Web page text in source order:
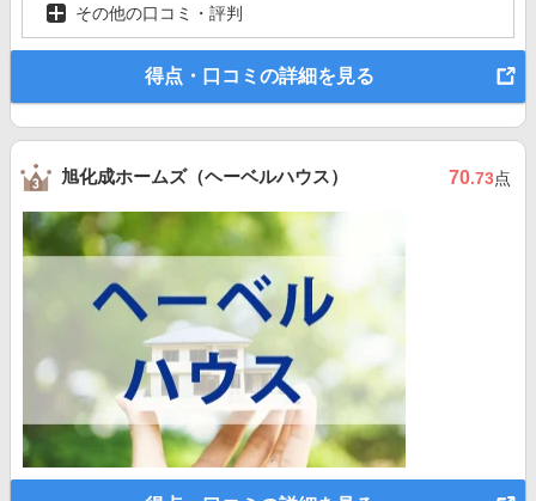
その他の口コミ・評判
得点・口コミの詳細を見る
旭化成ホームズ（ヘーベルハウス） 70.73点